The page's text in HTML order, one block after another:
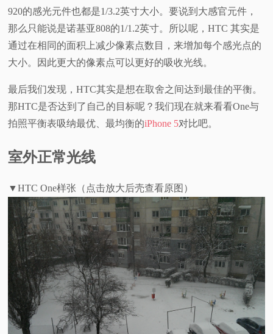
920的感光元件也都是1/3.2英寸大小。要说到大感官元件，
那么只能说是诺基亚808的1/1.2英寸。所以呢，HTC 其实是
通过在相同的面积上减少像素点数目，来增加每个感光点的
大小。因此更大的像素点可以更好的吸收光线。
最后我们发现，HTC其实是想在取舍之间达到最佳的平衡。
那HTC是否达到了自己的目标呢？我们现在就来看看One与
拍照平衡表吸纳最优、最均衡的iPhone 5对比吧。
室外正常光线
▼HTC One样张（点击放大后壳查看原图）